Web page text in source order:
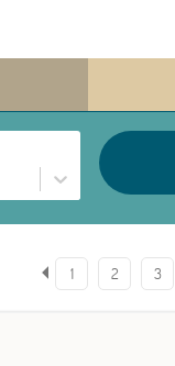
1 2 3